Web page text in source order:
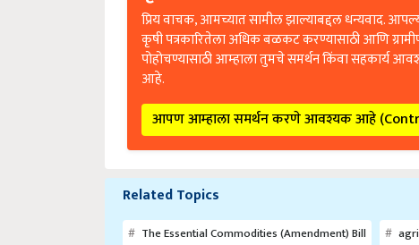
प्रिय वाचक, आमच्यात सामील झाल्याबद्दल धन्यवाद.
कृषी पत्रकारितेला अधिक बळकट करण्यासाठी आणि
पोहोचण्यासाठी आम्हाला तुमचे समर्थन किंवा सहकार्य
आहे.
आपण आम्हाला समर्थन करणे आवश्यक आहे
Related Topics
The Essential Commodities (Amendment) Bill